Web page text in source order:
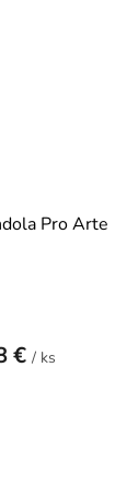
Pro Arte
€ / ks